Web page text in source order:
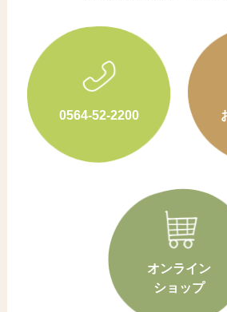
0564-52-2200
オンライン
ショップ